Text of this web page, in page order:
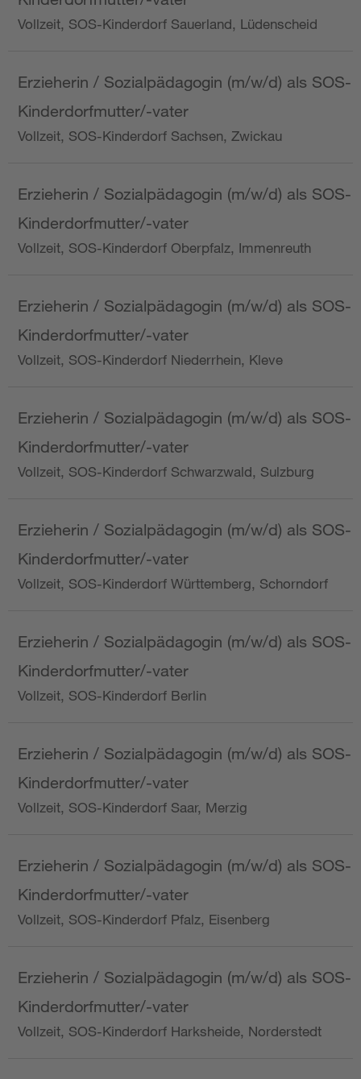
Vollzeit, SOS-Kinderdorf Sauerland, Lüdenscheid
Erzieherin / Sozialpädagogin (m/w/d) als SOS-
Kinderdorfmutter/-vater
Vollzeit, SOS-Kinderdorf Sachsen, Zwickau
Erzieherin / Sozialpädagogin (m/w/d) als SOS-
Kinderdorfmutter/-vater
Vollzeit, SOS-Kinderdorf Oberpfalz, Immenreuth
Erzieherin / Sozialpädagogin (m/w/d) als SOS-
Kinderdorfmutter/-vater
Vollzeit, SOS-Kinderdorf Niederrhein, Kleve
Erzieherin / Sozialpädagogin (m/w/d) als SOS-
Kinderdorfmutter/-vater
Vollzeit, SOS-Kinderdorf Schwarzwald, Sulzburg
Erzieherin / Sozialpädagogin (m/w/d) als SOS-
Kinderdorfmutter/-vater
Vollzeit, SOS-Kinderdorf Württemberg, Schorndorf
Erzieherin / Sozialpädagogin (m/w/d) als SOS-
Kinderdorfmutter/-vater
Vollzeit, SOS-Kinderdorf Berlin
Erzieherin / Sozialpädagogin (m/w/d) als SOS-
Kinderdorfmutter/-vater
Vollzeit, SOS-Kinderdorf Saar, Merzig
Erzieherin / Sozialpädagogin (m/w/d) als SOS-
Kinderdorfmutter/-vater
Vollzeit, SOS-Kinderdorf Pfalz, Eisenberg
Erzieherin / Sozialpädagogin (m/w/d) als SOS-
Kinderdorfmutter/-vater
Vollzeit, SOS-Kinderdorf Harksheide, Norderstedt